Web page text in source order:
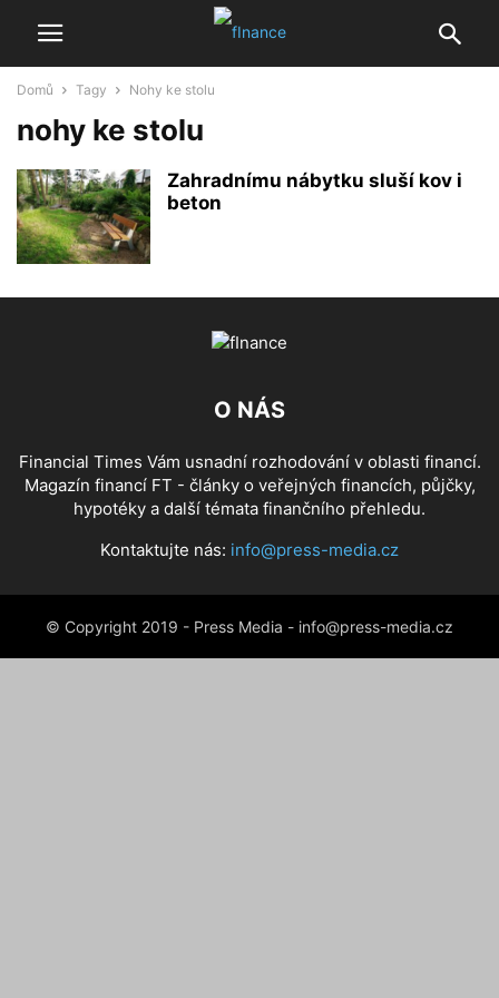
Domů Tagy Nohy ke stolu
nohy ke stolu
Zahradnímu nábytku sluší kov i
beton
O NÁS
Financial Times Vám usnadní rozhodování v oblasti financí.
Magazín financí FT - články o veřejných financích, půjčky,
hypotéky a další témata finančního přehledu.
Kontaktujte nás: info@press-media.cz
© Copyright 2019 - Press Media - info@press-media.cz